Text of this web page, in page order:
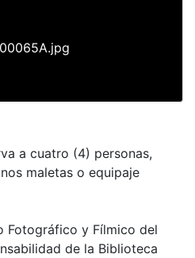
a cuatro (4) personas,
maletas o equipaje
Fotográfico y Fílmico del
de la Biblioteca